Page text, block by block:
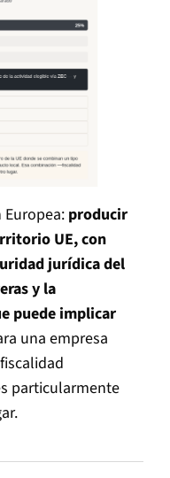
producir
UE, con
jurídica del
y la
puede implicar
una empresa
particularmente